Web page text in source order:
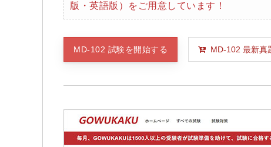
版・英語版）をご用意しています！
MD-102 試験を開始する MD-102